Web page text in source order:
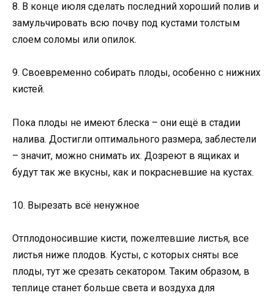
8. В конце июля сделать последний хороший полив и
замульчировать всю почву под кустами толстым
слоем соломы или опилок.
9. Своевременно собирать плоды, особенно с нижних
кистей.
Пока плоды не имеют блеска – они ещё в стадии
налива. Достигли оптимального размера, заблестели
– значит, можно снимать их. Дозреют в ящиках и
будут так же вкусны, как и покрасневшие на кустах.
10. Вырезать всё ненужное
Отплодоносившие кисти, пожелтевшие листья, все
листья ниже плодов. Кусты, с которых сняты все
плоды, тут же срезать секатором. Таким образом, в
теплице станет больше света и воздуха для